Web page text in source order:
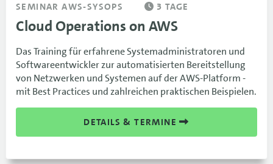
SEMINAR AWS-SYSOPS 3 TAGE
Cloud Operations on AWS
Das Training für erfahrene Systemadministratoren und
Softwareentwickler zur automatisierten Bereitstellung
von Netzwerken und Systemen auf der AWS-Platform -
mit Best Practices und zahlreichen praktischen Beispielen.
DETAILS & TERMINE